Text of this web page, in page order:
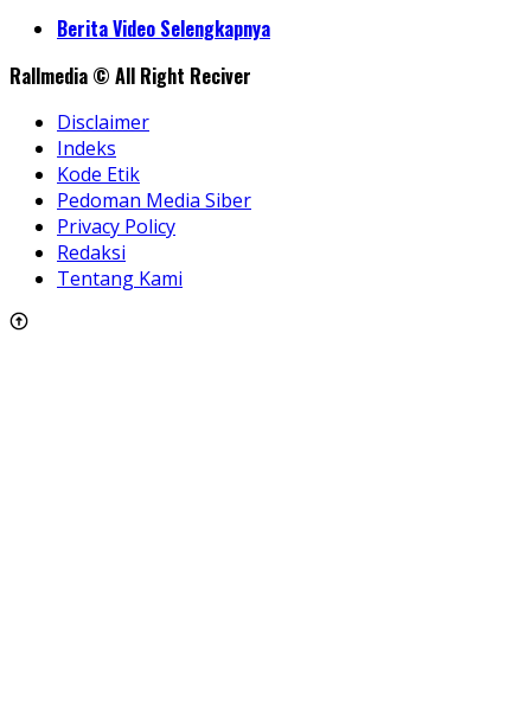
ShareBerita Video Selengkapnya
Rallmedia © All Right Reciver
Disclaimer
Indeks
Kode Etik
Pedoman Media Siber
Privacy Policy
Redaksi
Tentang Kami